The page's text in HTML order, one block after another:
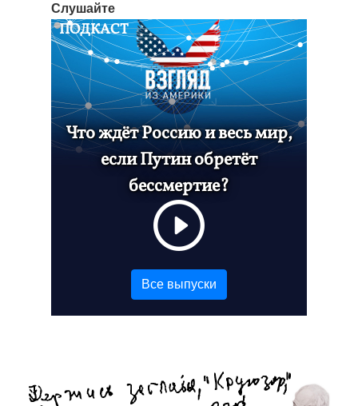
Слушайте
ПОДКАСТ
Что ждёт Россию и весь мир,
если Путин обретёт
бессмертие?
Все выпуски